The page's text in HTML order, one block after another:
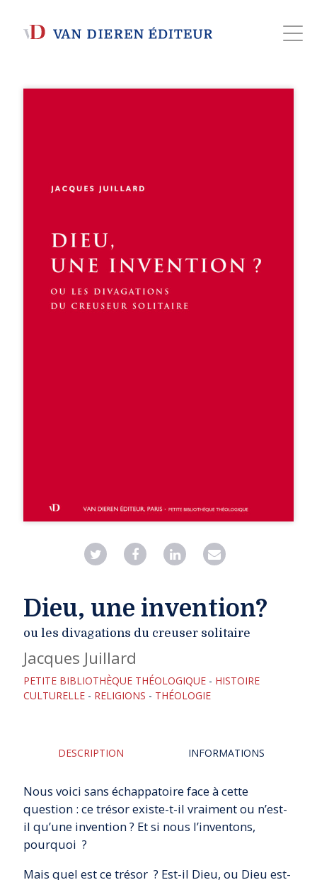
Dieu, une invention?
ou les divagations du creuser solitaire
Jacques Juillard
PETITE BIBLIOTHÈQUE THÉOLOGIQUE- HISTOIRE
CULTURELLE- RELIGIONS - THÉOLOGIE
DESCRIPTION INFORMATIONS
Nous voici sans échappatoire face à cette
question : ce trésor existe-t-il vraiment ou n’est-
il qu’une invention ? Et si nous l’inventons,
pourquoi ?
Mais quel est ce trésor ? Est-il Dieu, ou Dieu est-